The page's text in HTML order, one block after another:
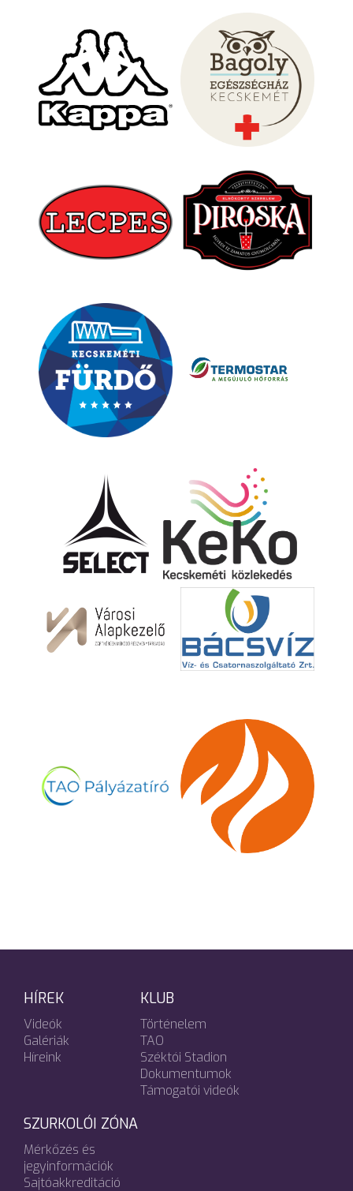
HÍREK
Videók
Galériák
Híreink
KLUB
Történelem
TAO
Széktói Stadion
Dokumentumok
Támogatói videók
SZURKOLÓI ZÓNA
Mérkőzés és
jegyinformációk
Sajtóakkreditáció